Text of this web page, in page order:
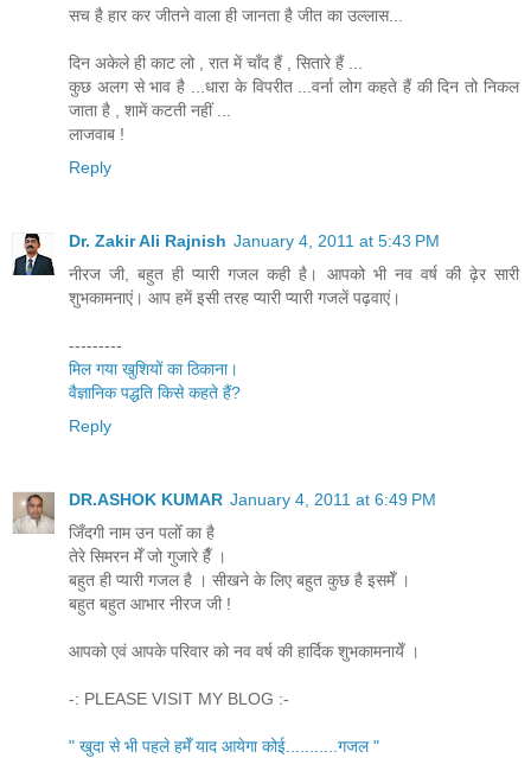
सच है हार कर जीतने वाला ही जानता है जीत का उल्लास...
दिन अकेले ही काट लो , रात में चाँद हैं , सितारे हैं ...
कुछ अलग से भाव है ...धारा के विपरीत ...वर्ना लोग कहते हैं की दिन तो निकल
जाता है , शामें कटती नहीं ...
लाजवाब !
Reply
Dr. Zakir Ali Rajnish January 4, 2011 at 5:43 PM
नीरज जी, बहुत ही प्‍यारी गजल कही है। आपको भी नव वर्ष की ढ़ेर सारी
शुभकामनाएं। आप हमें इसी तरह प्‍यारी प्‍यारी गजलें पढ़वाएं।
---------
मिल गया खुशियों का ठिकाना।
वैज्ञानिक पद्धति किसे कहते हैं?
Reply
DR.ASHOK KUMAR January 4, 2011 at 6:49 PM
जिँदगी नाम उन पलोँ का है
तेरे सिमरन मेँ जो गुजारे हैँ ।
बहुत ही प्यारी गजल है । सीखने के लिए बहुत कुछ है इसमेँ ।
बहुत बहुत आभार नीरज जी !
आपको एवं आपके परिवार को नव वर्ष की हार्दिक शुभकामनायेँ ।
-: PLEASE VISIT MY BLOG :-
" खुदा से भी पहले हमेँ याद आयेगा कोई...........गजल "